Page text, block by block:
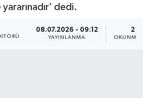
dedi.
08.07.2026 - 09:12
YAYINLANMA
2
OKUNMA